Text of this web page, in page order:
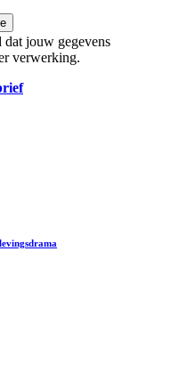
jouw gegevens
verwerking.